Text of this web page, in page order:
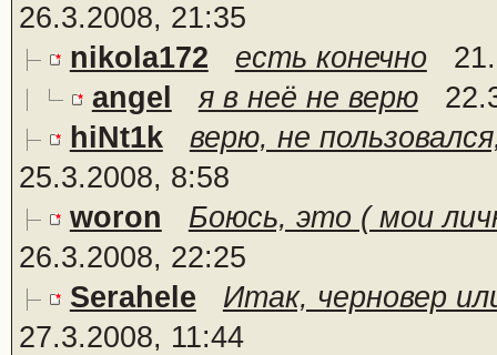
26.3.2008, 21:35
nikola172
есть конечно
angel
я в неё не верю
hiNt1k
верю, не
25.3.2008, 8:58
woron
Боюсь, это ( мои
26.3.2008, 22:25
Serahele
Итак, черновер
27.3.2008, 11:44